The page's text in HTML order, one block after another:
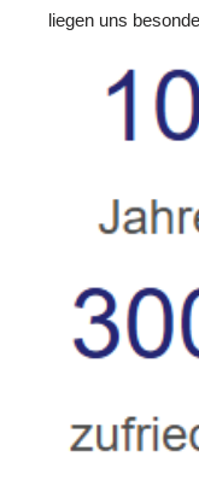
liegen uns